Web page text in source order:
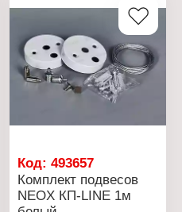
заземлением
Номинальный ток: 16 А
Максимальная нагрузка:
3500 Вт
Материал: пластик
Выключатель: с
выключателем
Световая индикация:
Код:493657
Комплект подвесов
NEOХ КП-LINE 1м